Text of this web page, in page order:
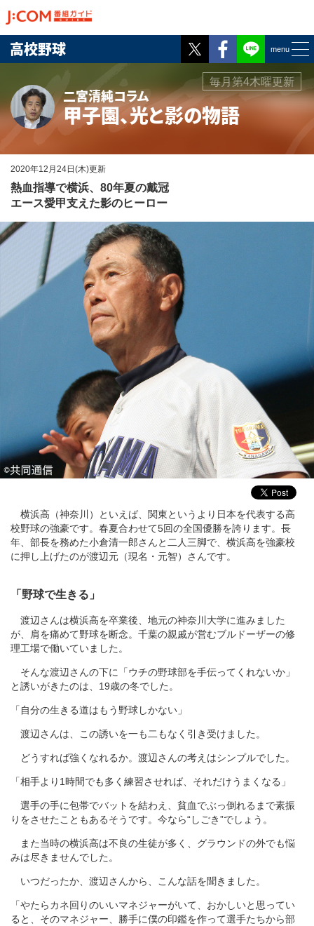
Twitter
Facebook
menu
高校野球
二宮清純コラム
甲子園、光と影の物語
毎月第4木曜更新
2020年12月24日(木)更新
熱血指導で横浜、80年夏の戴冠
エース愛甲支えた影のヒーロー
横浜高（神奈川）といえば、関東というより日本を代表する高
校野球の強豪です。春夏合わせて5回の全国優勝を誇ります。長
年、部長を務めた小倉清一郎さんと二人三脚で、横浜高を強豪校
に押し上げたのが渡辺元（現名・元智）さんです。
「野球で生きる」
渡辺さんは横浜高を卒業後、地元の神奈川大学に進みました
が、肩を痛めて野球を断念。千葉の親戚が営むブルドーザーの修
理工場で働いていました。
そんな渡辺さんの下に「ウチの野球部を手伝ってくれないか」
と誘いがきたのは、19歳の冬でした。
「自分の生きる道はもう野球しかない」
渡辺さんは、この誘いを一も二もなく引き受けました。
どうすれば強くなれるか。渡辺さんの考えはシンプルでした。
「相手より1時間でも多く練習させれば、それだけうまくなる」
選手の手に包帯でバットを結わえ、貧血でぶっ倒れるまで素振
りをさせたこともあるそうです。今なら“しごき”でしょう。
また当時の横浜高は不良の生徒が多く、グラウンドの外でも悩
みは尽きませんでした。
いつだったか、渡辺さんから、こんな話を聞きました。
「やたらカネ回りのいいマネジャーがいて、おかしいと思ってい
ると、そのマネジャー、勝手に僕の印鑑を作って選手たちから部